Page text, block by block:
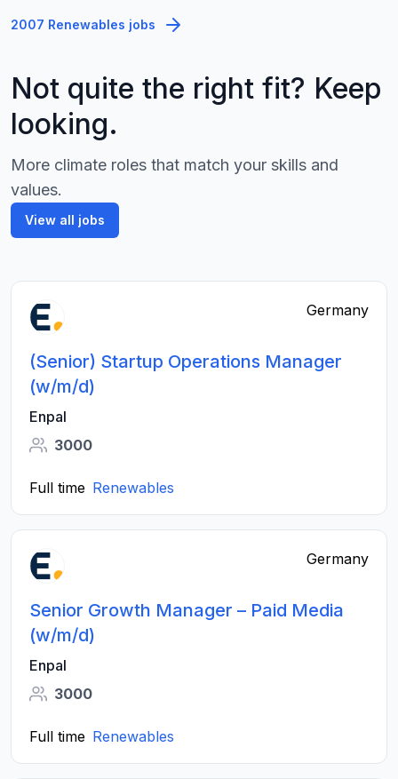
2007 Renewables jobs
Not quite the right fit? Keep
looking.
More climate roles that match your skills and
values.
View all jobs
Germany
(Senior) Startup Operations Manager
(w/m/d)
Enpal
3000
Full time Renewables
Germany
Senior Growth Manager – Paid Media
(w/m/d)
Enpal
3000
Full time Renewables